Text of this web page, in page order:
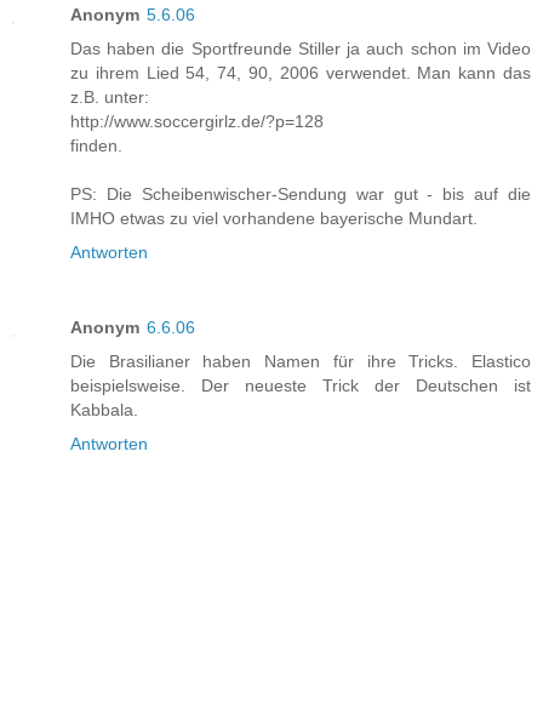
Anonym 5.6.06
Das haben die Sportfreunde Stiller ja auch schon im Video
zu ihrem Lied 54, 74, 90, 2006 verwendet. Man kann das
z.B. unter:
http://www.soccergirlz.de/?p=128
finden.
PS: Die Scheibenwischer-Sendung war gut - bis auf die
IMHO etwas zu viel vorhandene bayerische Mundart.
Antworten
Anonym 6.6.06
Die Brasilianer haben Namen für ihre Tricks. Elastico
beispielsweise. Der neueste Trick der Deutschen ist
Kabbala.
Antworten